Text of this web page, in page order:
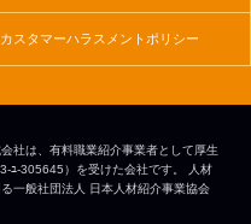
カスタマーハラスメントポリシー